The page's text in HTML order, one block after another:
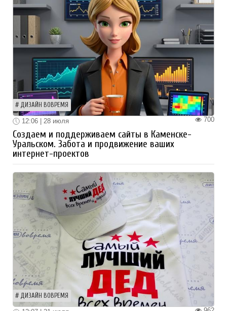
ДИЗАЙН ВОВРЕМЯ
700
12:06 | 28 июля
Создаем и поддерживаем сайты в Каменске-
Уральском. Забота и продвижение ваших
интернет-проектов
ДИЗАЙН ВОВРЕМЯ